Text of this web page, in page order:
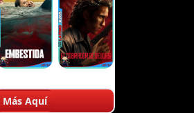
Más Aquí